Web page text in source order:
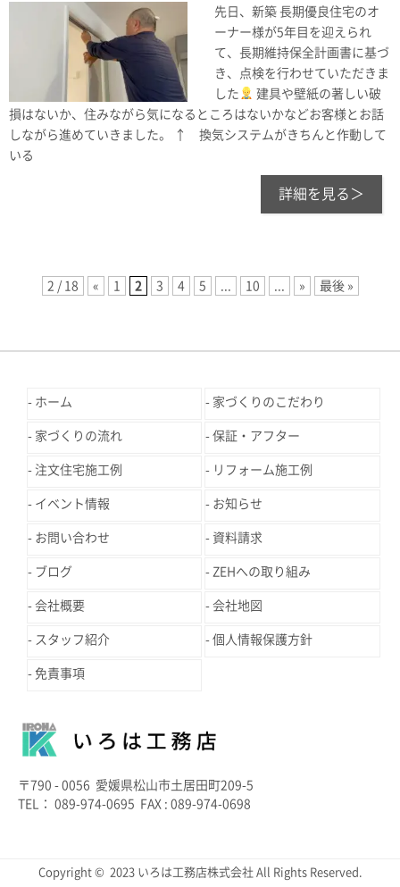
先日、新築 長期優良住宅のオ
ーナー様が5年目を迎えられ
て、長期維持保全計画書に基づ
き、点検を行わせていただきま
した
建具や壁紙の著しい破
損はないか、住みながら気になるところはないかなどお客様とお話
しながら進めていきました。 ↑ 換気システムがきちんと作動して
いる
詳細を見る＞
2 / 18 « 1 2 3 4 5 10 » 最後 »
ホーム 家づくりのこだわり
家づくりの流れ 保証・アフター
注文住宅施工例 リフォーム施工例
イベント情報 お知らせ
お問い合わせ 資料請求
ブログ ZEHへの取り組み
会社概要 会社地図
スタッフ紹介 個人情報保護方針
免責事項
〒790 - 0056 愛媛県松山市土居田町209-5
TEL： 089-974-0695 FAX : 089-974-0698
Copyright © 2023 いろは工務店株式会社 All Rights Reserved.